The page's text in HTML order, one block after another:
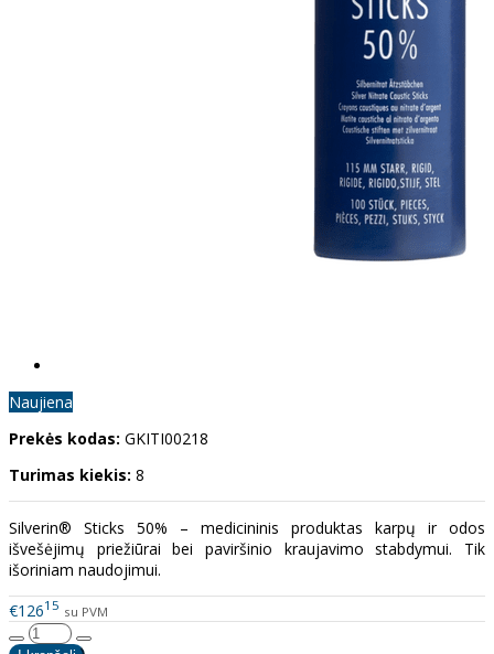
Naujiena
Prekės kodas: GKITI00218
Turimas kiekis: 8
Silverin® Sticks 50% – medicininis produktas karpų ir odos
išvešėjimų priežiūrai bei paviršinio kraujavimo stabdymui. Tik
išoriniam naudojimui.
€12615 su PVM